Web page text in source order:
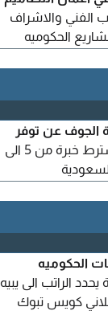
الفني والاشراف
الحكوميه
عن توفر
فرصة وظيفية لمهندس معماري مدير مكتب. يشترط خبرة من 5 الى
راتب، سكن
جديد
الحكوميه
الراتب الى يبيه
كويس تبوك